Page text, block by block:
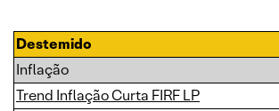
Destemido
Inflação
Trend Inflação Curta FIRF LP